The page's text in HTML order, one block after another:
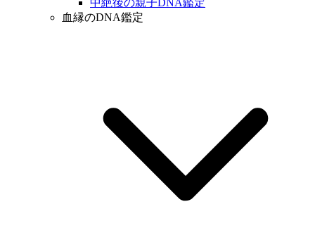
中絶後の親子DNA鑑定
血縁のDNA鑑定